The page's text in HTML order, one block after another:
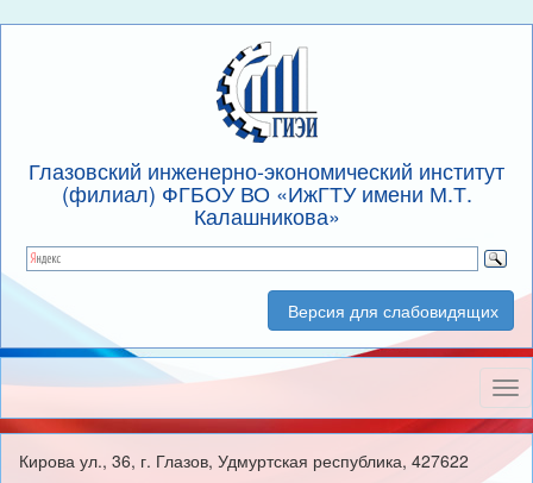
Глазовский инженерно-экономический институт
(филиал) ФГБОУ ВО «ИжГТУ имени М.Т.
Калашникова»
Версия для слабовидящих
Кирова ул., 36, г. Глазов, Удмуртская республика, 427622